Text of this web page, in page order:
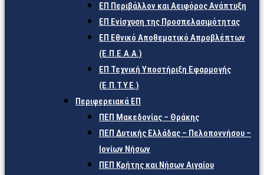
ΕΠ Περιβάλλον και Αειφόρος Ανάπτυξη
ΕΠ Ενίσχυση της Προσπελασιμότητας
ΕΠ Εθνικό Αποθεματικό Απροβλέπτων
(Ε.Π.Ε.Α.Α.)
ΕΠ Τεχνική Υποστήριξη Εφαρμογής
(Ε.Π.Τ.Υ.Ε.)
Περιφερειακά ΕΠ
ΠΕΠ Μακεδονίας – Θράκης
ΠΕΠ Δυτικής Ελλάδας – Πελοποννήσου –
Ιονίων Νήσων
ΠΕΠ Κρήτης και Νήσων Αιγαίου